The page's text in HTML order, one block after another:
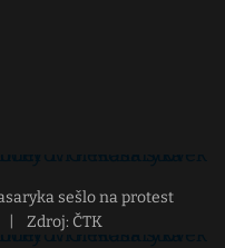
sešlo na protest
Zdroj: ČTK